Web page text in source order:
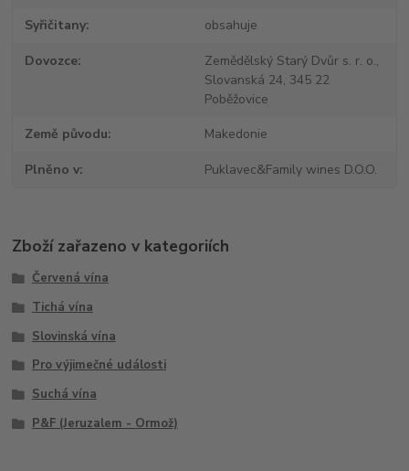
Syřičitany obsahuje
Dovozce
Zemědělský Starý Dvůr s. r. o.,
Slovanská 24, 345 22
Poběžovice
Země původu Makedonie
Plněno v Puklavec&Family wines D.O.O.
Zboží zařazeno v kategoriích
Červená vína
Tichá vína
Slovinská vína
Pro výjimečné události
Suchá vína
P&F (Jeruzalem - Ormož)